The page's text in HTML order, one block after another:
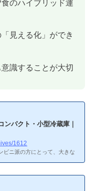
のハイブリッド運
見える化」ができ
識することが大切
ンパクト・小型冷蔵庫｜
1612
ビニ派の方にとって、大きな
タイプを紹介します。小さ